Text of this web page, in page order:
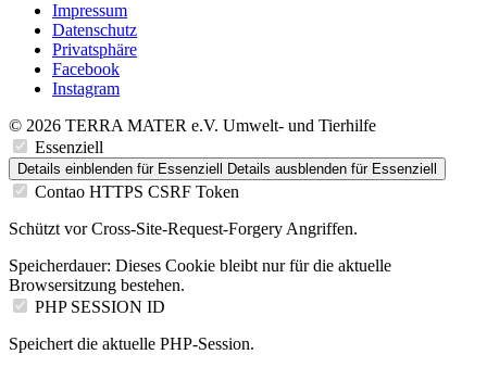
Impressum
Datenschutz
Privatsphäre
Facebook
Instagram
© 2026 TERRA MATER e.V. Umwelt- und Tierhilfe
Essenziell
Details einblenden für Essenziell Details ausblenden für Essenziell
Contao HTTPS CSRF Token
Schützt vor Cross-Site-Request-Forgery Angriffen.
Speicherdauer: Dieses Cookie bleibt nur für die aktuelle
Browsersitzung bestehen.
PHP SESSION ID
Speichert die aktuelle PHP-Session.